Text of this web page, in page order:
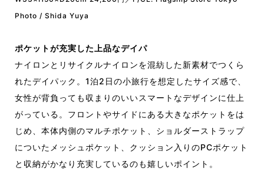
Photo / Shida Yuya
ポケットが充実した上品なデイパ
ナイロンとリサイクルナイロンを混紡した新素材でつくら
れたデイパック。1泊2日の小旅行を想定したサイズ感で、
女性が背負っても収まりのいいスマートなデザインに仕上
がっている。フロントやサイドにある大きなポケットをは
じめ、本体内側のマルチポケット、ショルダーストラップ
についたメッシュポケット、クッション入りのPCポケット
と収納がかなり充実しているのも嬉しいポイント。